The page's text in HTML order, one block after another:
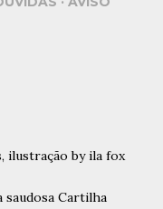
saudosa Cartilha